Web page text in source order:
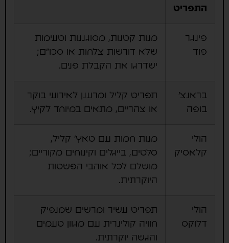
התפריט
פינגר
פוד
מנות קטנות, מסוגננות וטעימות
שלא דורשות צלחות או סכו"ם;
ישדרגו את הקבלת פנים.
בראנצ'
בופה
תפריט קליל ומרענן לאירועי בוקר
או צהריים, מתאים במיוחד לקיץ.
הולי
קלאסיק
מנות חמות עם טאץ' קליל,
סלטים, בייגלים וקינוחים מקוריים;
מושלם לכל אוהבי הפשטות
היוקרתית.
הולי
דלוקס
תפריט עשיר ומרשים שמנפיק
חוויה קולינרית עם מגוון טעמים
והגשה יוקרתית.